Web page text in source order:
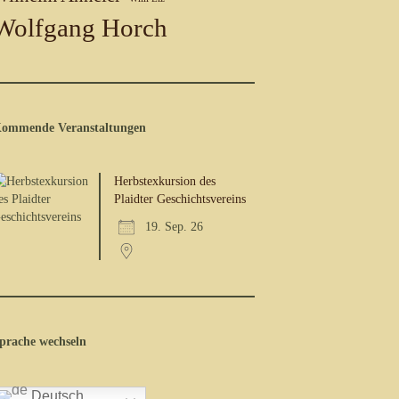
Horch
Veranstaltungen
Herbstexkursion des
Plaidter Geschichtsvereins
19. Sep. 26
wechseln